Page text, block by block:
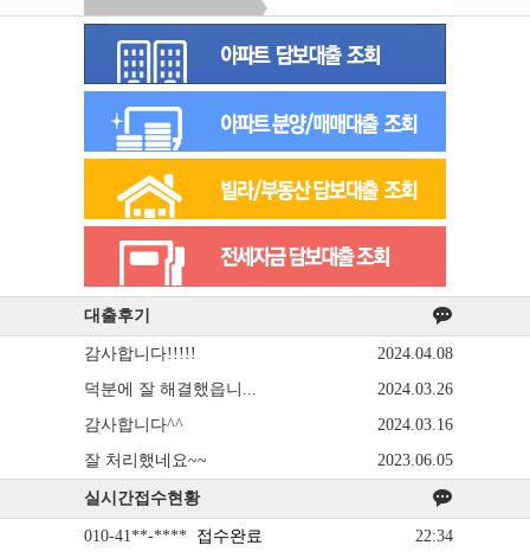
대출후기
감사합니다!!!!!
2024.04.08
덕분에 잘 해결했읍니...
2024.03.26
감사합니다^^
2024.03.16
잘 처리했네요~~
2023.06.05
실시간접수현황
010-41**-**** 접수완료 22:34